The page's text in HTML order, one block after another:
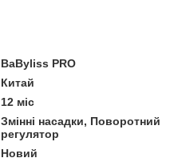
BaByliss PRO
Китай
12 міс
Змінні насадки, Поворотний
регулятор
Новий